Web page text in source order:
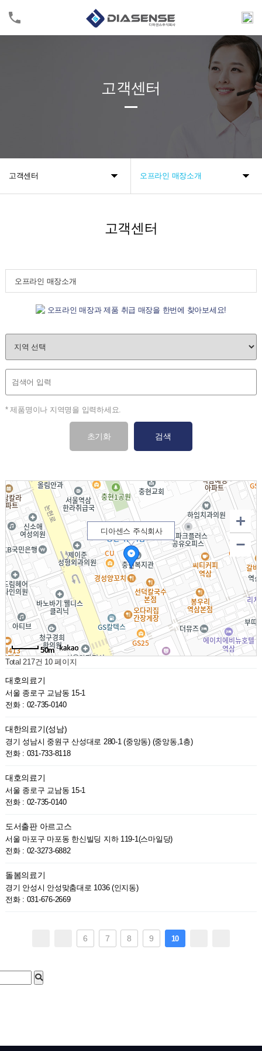
고객센터 오프라인 매장소개
고객센터
고객센터
오프라인 매장소개
오프라인 매장과 제품 취급 매장을 한번에 찾아보세요!
* 제품명이나 지역명을 입력하세요.
초기화 검색
디아센스 주식회사
50m
Total 217건 10 페이지
대호의료기
서울 종로구 교남동 15-1
전화 : 02-735-0140
대한의료기(성남)
경기 성남시 중원구 산성대로 280-1 (중앙동) (중앙동,1층)
전화 : 031-733-8118
대호의료기
서울 종로구 교남동 15-1
전화 : 02-735-0140
도서출판 아르고스
서울 마포구 마포동 한신빌딩 지하 119-1(스마일당)
전화 : 02-3273-6882
돌봄의료기
경기 안성시 안성맞춤대로 1036 (인지동)
전화 : 031-676-2669
6 7 8 9 10